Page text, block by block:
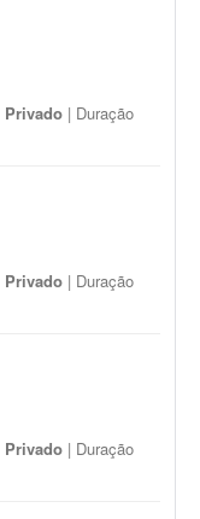
Privado | Duração
Privado | Duração
Privado | Duração